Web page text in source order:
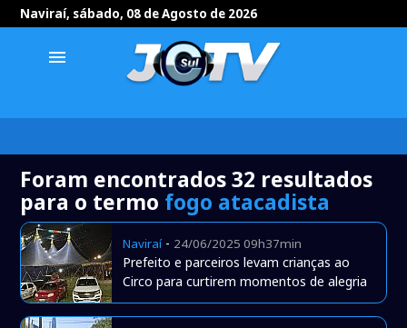
Naviraí, sábado, 08 de Agosto de 2026
menu
Foram encontrados 32 resultados
para o termo fogo atacadista
Naviraí- 24/06/2025 09h37min
Prefeito e parceiros levam crianças ao
Circo para curtirem momentos de alegria